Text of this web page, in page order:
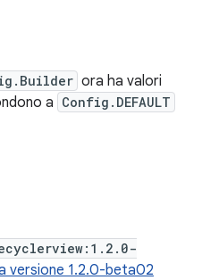
ora ha valori
a Config.DEFAULT
versione 1.2.0-beta02